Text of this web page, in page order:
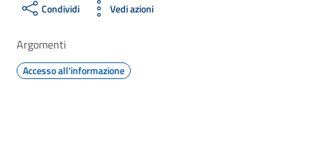
Condividi Vedi azioni
Argomenti
Accesso all'informazione